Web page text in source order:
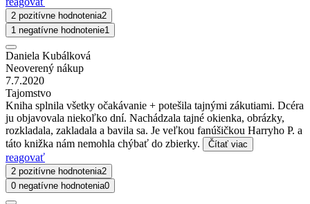
2 pozitívne hodnotenia2
1 negatívne hodnotenie1
Daniela Kubálková
Neoverený nákup
7.7.2020
Tajomstvo
Kniha splnila všetky očakávanie + potešila tajnými zákutiami. Dcéra
ju objavovala niekoľko dní. Nachádzala tajné okienka, obrázky,
rozkladala, zakladala a bavila sa. Je veľkou fanúšičkou Harryho P. a
táto knižka nám nemohla chýbať do zbierky.
Čítať viac
reagovať
2 pozitívne hodnotenia2
0 negatívne hodnotenia0